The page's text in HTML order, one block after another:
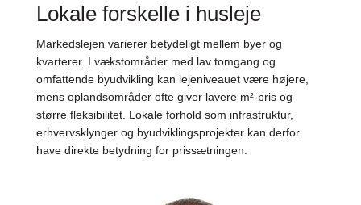
Lokale forskelle i husleje
Markedslejen varierer betydeligt mellem byer og
kvarterer. I vækstområder med lav tomgang og
omfattende byudvikling kan lejeniveauet være højere,
mens oplandsområder ofte giver lavere m²-pris og
større fleksibilitet. Lokale forhold som infrastruktur,
erhvervsklynger og byudviklingsprojekter kan derfor
have direkte betydning for prissætningen.